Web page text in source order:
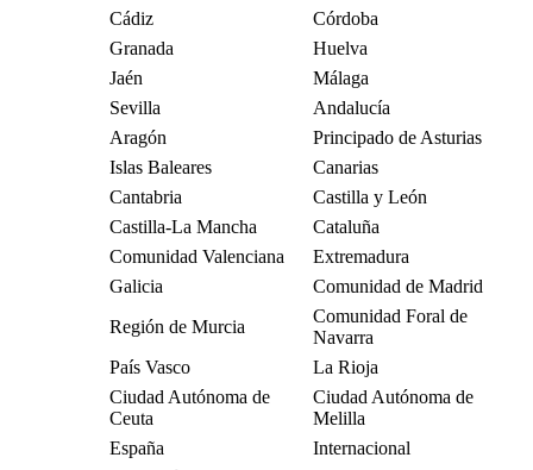
Cádiz
Córdoba
Granada
Huelva
Jaén
Málaga
Sevilla
Andalucía
Aragón
Principado de Asturias
Islas Baleares
Canarias
Cantabria
Castilla y León
Castilla-La Mancha
Cataluña
Comunidad Valenciana
Extremadura
Galicia
Comunidad de Madrid
Región de Murcia
Comunidad Foral de
Navarra
País Vasco
La Rioja
Ciudad Autónoma de
Ceuta
Ciudad Autónoma de
Melilla
España
Internacional